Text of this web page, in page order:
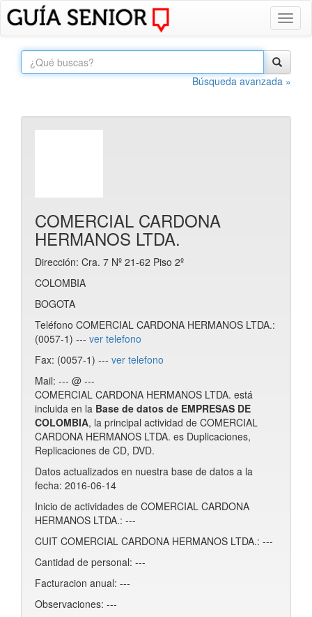
Búsqueda avanzada »
COMERCIAL CARDONA
HERMANOS LTDA.
Dirección: Cra. 7 Nº 21-62 Piso 2º
COLOMBIA
BOGOTA
Teléfono COMERCIAL CARDONA HERMANOS LTDA.:
(0057-1) --- ver telefono
Fax: (0057-1) --- ver telefono
Mail: --- @ ---
COMERCIAL CARDONA HERMANOS LTDA. está
incluida en la Base de datos de EMPRESAS DE
COLOMBIA, la principal actividad de COMERCIAL
CARDONA HERMANOS LTDA. es Duplicaciones,
Replicaciones de CD, DVD.
Datos actualizados en nuestra base de datos a la
fecha: 2016-06-14
Inicio de actividades de COMERCIAL CARDONA
HERMANOS LTDA.: ---
CUIT COMERCIAL CARDONA HERMANOS LTDA.: ---
Cantidad de personal: ---
Facturacion anual: ---
Observaciones: ---